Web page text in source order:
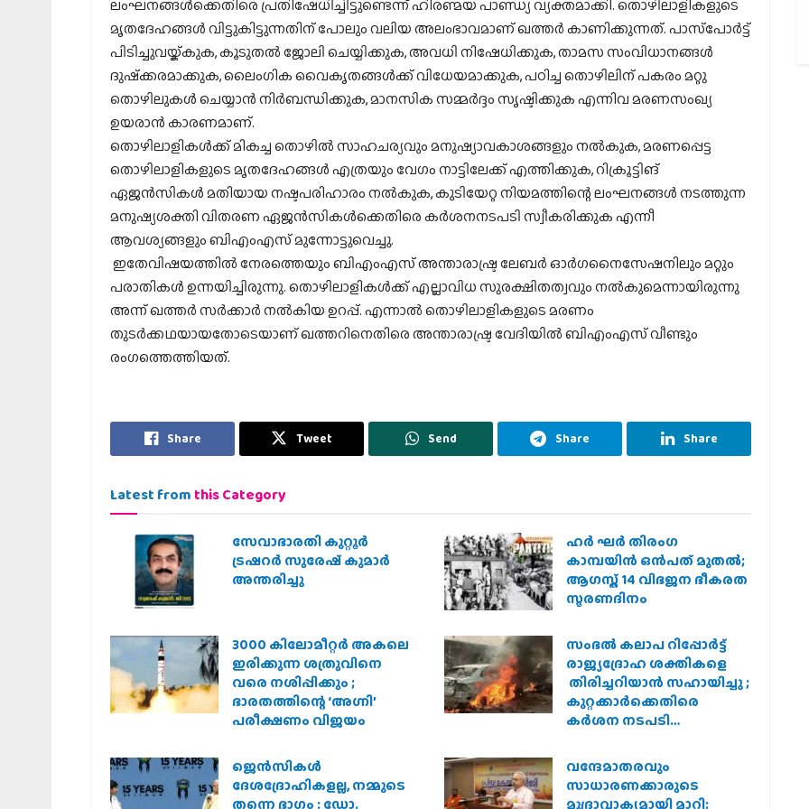
ലംഘനങ്ങള്‍ക്കെതിരെ പ്രതിഷേധിച്ചിട്ടുണ്ടെന്ന് ഹിരണ്മയ പാണ്ഡ്യ വ്യക്തമാക്കി. തൊഴിലാളികളുടെ
മൃതദേഹങ്ങള്‍ വിട്ടുകിട്ടുന്നതിന് പോലും വലിയ അലംഭാവമാണ് ഖത്തര്‍ കാണിക്കുന്നത്. പാസ്‌പോര്‍ട്ട്
പിടിച്ചുവയ്ക്കുക, കൂടുതല്‍ ജോലി ചെയ്യിക്കുക, അവധി നിഷേധിക്കുക, താമസ സംവിധാനങ്ങള്‍
ദുഷ്‌ക്കരമാക്കുക, ലൈംഗിക വൈകൃതങ്ങള്‍ക്ക് വിധേയമാക്കുക, പഠിച്ച തൊഴിലിന് പകരം മറ്റു
തൊഴിലുകള്‍ ചെയ്യാന്‍ നിര്‍ബന്ധിക്കുക, മാനസിക സമ്മര്‍ദ്ദം സൃഷ്ടിക്കുക എന്നിവ മരണസംഖ്യ
ഉയരാന്‍ കാരണമാണ്.
തൊഴിലാളികള്‍ക്ക് മികച്ച തൊഴില്‍ സാഹചര്യവും മനുഷ്യാവകാശങ്ങളും നല്‍കുക, മരണപ്പെട്ട
തൊഴിലാളികളുടെ മൃതദേഹങ്ങള്‍ എത്രയും വേഗം നാട്ടിലേക്ക് എത്തിക്കുക, റിക്രൂട്ടിങ്
ഏജന്‍സികള്‍ മതിയായ നഷ്ടപരിഹാരം നല്‍കുക, കുടിയേറ്റ നിയമത്തിന്റെ ലംഘനങ്ങള്‍ നടത്തുന്ന
മനുഷ്യശക്തി വിതരണ ഏജന്‍സികള്‍ക്കെതിരെ കര്‍ശനനടപടി സ്വീകരിക്കുക എന്നീ
ആവശ്യങ്ങളും ബിഎംഎസ് മുന്നോട്ടുവെച്ചു.
ഇതേവിഷയത്തില്‍ നേരത്തെയും ബിഎംഎസ് അന്താരാഷ്ട്ര ലേബര്‍ ഓര്‍ഗനൈസേഷനിലും മറ്റും
പരാതികള്‍ ഉന്നയിച്ചിരുന്നു. തൊഴിലാളികള്‍ക്ക് എല്ലാവിധ സുരക്ഷിതത്വവും നല്‍കുമെന്നായിരുന്നു
അന്ന് ഖത്തര്‍ സര്‍ക്കാര്‍ നല്‍കിയ ഉറപ്പ്. എന്നാല്‍ തൊഴിലാളികളുടെ മരണം
തുടര്‍ക്കഥയായതോടെയാണ് ഖത്തറിനെതിരെ അന്താരാഷ്ട്ര വേദിയില്‍ ബിഎംഎസ് വീണ്ടും
രംഗത്തെത്തിയത്.
Share Tweet Send Share Share
Latest from this Category
സേവാഭാരതി കുറ്റൂർ
ട്രഷറർ സുരേഷ് കുമാർ
അന്തരിച്ചു
ഹര്‍ ഘര്‍ തിരംഗ
കാമ്പയിന്‍ ഒന്‍പത് മുതല്‍;
ആഗസ്ത് 14 വിഭജന ഭീകരത
സ്മരണദിനം
3000 കിലോമീറ്റർ അകലെ
ഇരിക്കുന്ന ശത്രുവിനെ
വരെ നശിപ്പിക്കും ;
ഭാരതത്തിന്റെ ‘അഗ്നി’
പരീക്ഷണം വിജയം
സംഭൽ കലാപ റിപ്പോർട്ട്
രാജ്യദ്രോഹ ശക്തികളെ
തിരിച്ചറിയാൻ സഹായിച്ചു ;
കുറ്റക്കാർക്കെതിരെ
കർശന നടപടി
പരിഷത്ത്
ജെന്‍സികള്‍
ദേശദ്രോഹികളല്ല, നമ്മുടെ
തന്നെ ഭാഗം : ഡോ.
വന്ദേമാതരവും
സാധാരണക്കാരുടെ
മുദ്രാവാക്യമായി മാറി: